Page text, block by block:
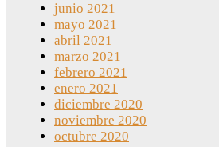
junio 2021
mayo 2021
abril 2021
marzo 2021
febrero 2021
enero 2021
diciembre 2020
noviembre 2020
octubre 2020